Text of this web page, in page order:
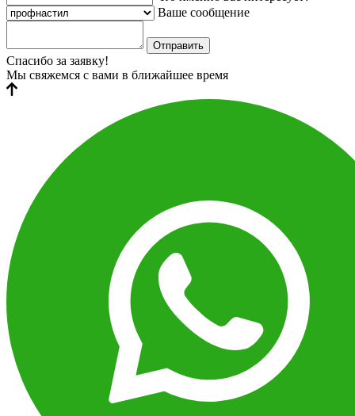
Ваше сообщение
Отправить
Спасибо за заявку!
Мы свяжемся с вами в ближайшее время